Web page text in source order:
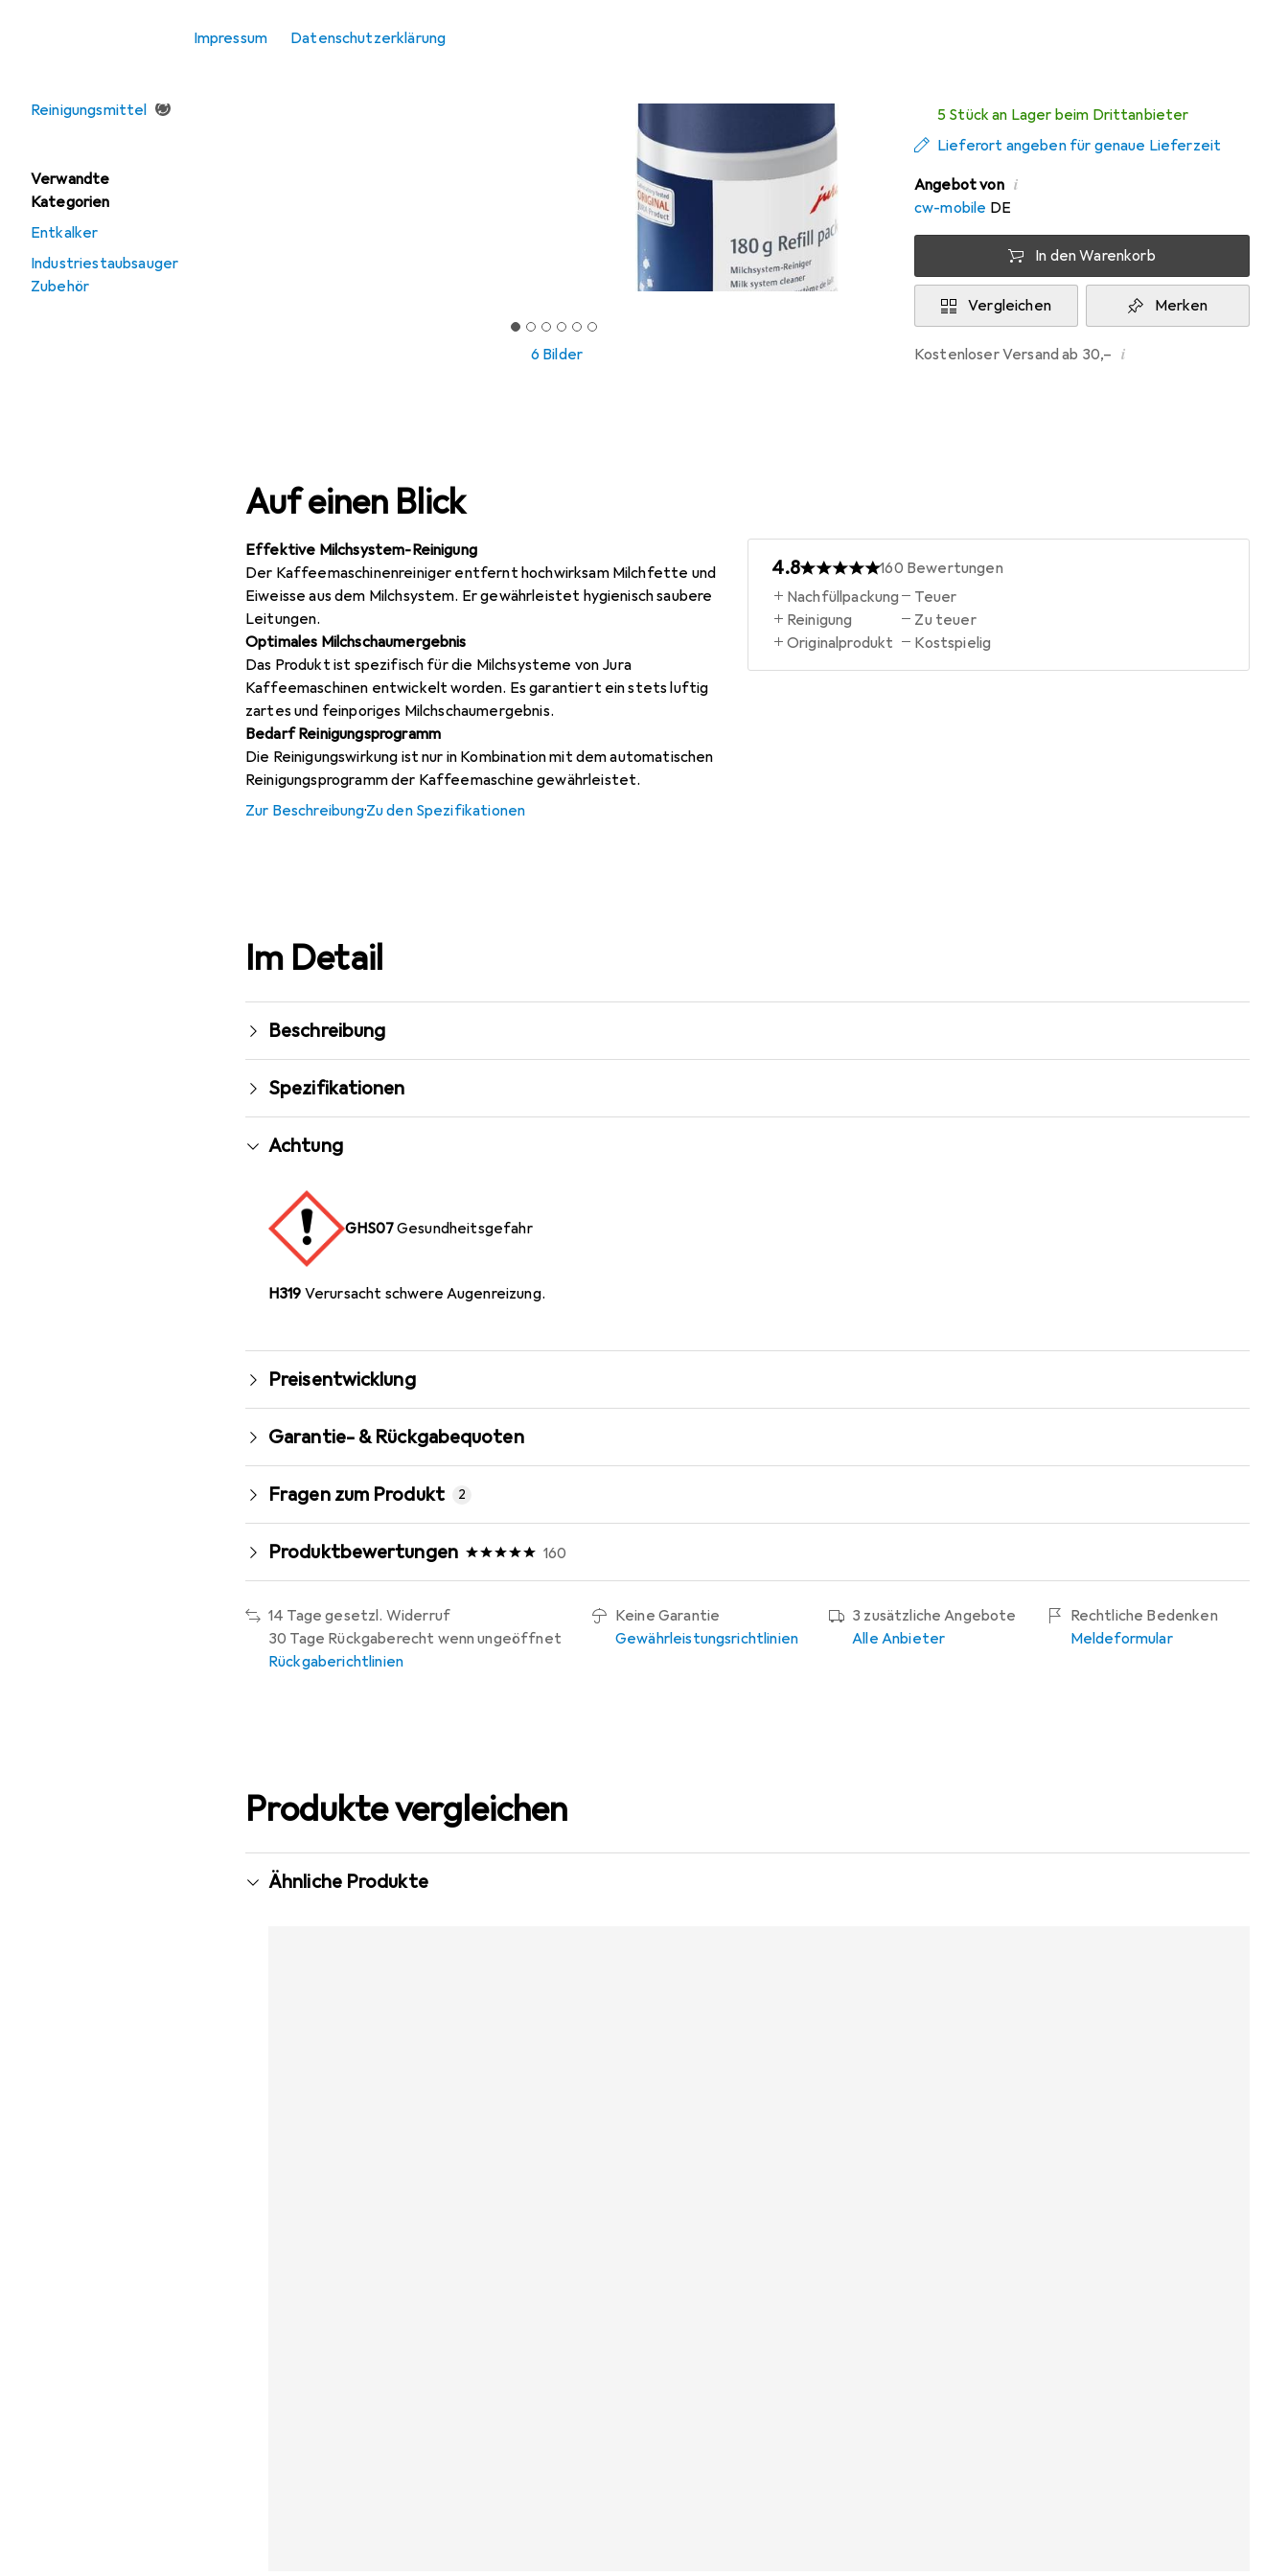
Impressum Datenschutzerklärung
Reinigungsmittel
Verwandte
Kategorien
Entkalker
Industriestaubsauger
Zubehör
6 Bilder
5 Stück an Lager beim Drittanbieter
Lieferort angeben für genaue Lieferzeit
Angebot von i
cw-mobile DE
In den Warenkorb
Vergleichen Merken
Kostenloser Versand ab 30,– i
Auf einen Blick
Effektive Milchsystem-Reinigung
Der Kaffeemaschinenreiniger entfernt hochwirksam Milchfette und
Eiweisse aus dem Milchsystem. Er gewährleistet hygienisch saubere
Leitungen.
Optimales Milchschaumergebnis
Das Produkt ist spezifisch für die Milchsysteme von Jura
Kaffeemaschinen entwickelt worden. Es garantiert ein stets luftig
zartes und feinporiges Milchschaumergebnis.
Bedarf Reinigungsprogramm
Die Reinigungswirkung ist nur in Kombination mit dem automatischen
Reinigungsprogramm der Kaffeemaschine gewährleistet.
Zur Beschreibung·Zu den Spezifikationen
4.8 160 Bewertungen
Nachfüllpackung
Reinigung
Originalprodukt
Teuer
Zu teuer
Kostspielig
Im Detail
Beschreibung
Spezifikationen
Achtung
GHS07Gesundheitsgefahr
H319 Verursacht schwere Augenreizung.
Preisentwicklung
Garantie- & Rückgabequoten
Fragen zum Produkt 2
Produktbewertungen 160
14 Tage gesetzl. Widerruf
30 Tage Rückgaberecht wenn ungeöffnet
Rückgaberichtlinien
Keine Garantie
Gewährleistungsrichtlinien
3 zusätzliche Angebote
Alle Anbieter
Rechtliche Bedenken
Meldeformular
Produkte vergleichen
Ähnliche Produkte